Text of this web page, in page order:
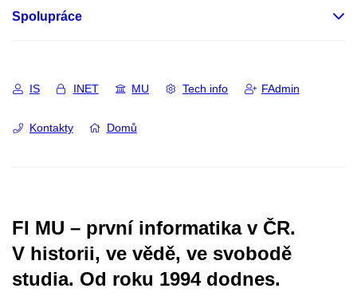
Spolupráce
IS INET MU Tech info FAdmin
Kontakty Domů
FI MU – první informatika v ČR.
V historii, ve vědě, ve svobodě
studia. Od roku 1994 dodnes.